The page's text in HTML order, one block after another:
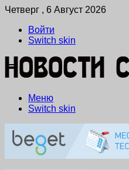
Четверг , 6 Август 2026
Войти
Switch skin
Меню
Switch skin